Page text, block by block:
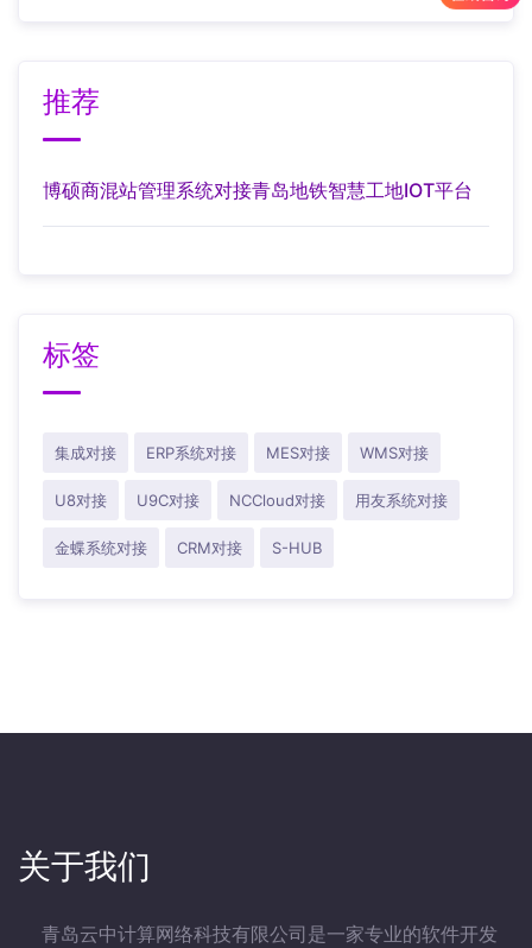
推荐
博硕商混站管理系统对接青岛地铁智慧工地IOT平台
标签
集成对接 ERP系统对接 MES对接 WMS对接
U8对接 U9C对接 NCCloud对接 用友系统对接
金蝶系统对接 CRM对接 S-HUB
关于我们
青岛云中计算网络科技有限公司是一家专业的软件开发